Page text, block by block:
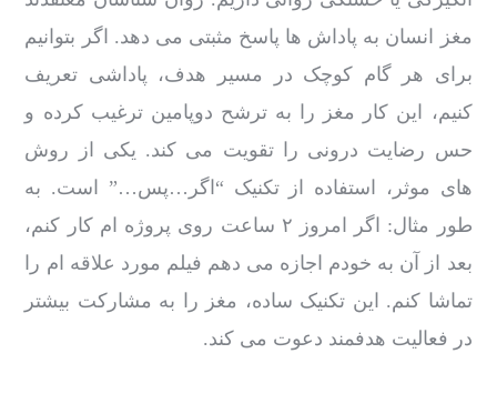
مغز انسان به پاداش ها پاسخ مثبتی می دهد. اگر بتوانیم
برای هر گام کوچک در مسیر هدف، پاداشی تعریف
کنیم، این کار مغز را به ترشح دوپامین ترغیب کرده و
حس رضایت درونی را تقویت می کند. یکی از روش
های موثر، استفاده از تکنیک “اگر…پس…” است. به
طور مثال: اگر امروز ۲ ساعت روی پروژه ام کار کنم،
بعد از آن به خودم اجازه می دهم فیلم مورد علاقه ام را
تماشا کنم. این تکنیک ساده، مغز را به مشارکت بیشتر
در فعالیت هدفمند دعوت می کند.